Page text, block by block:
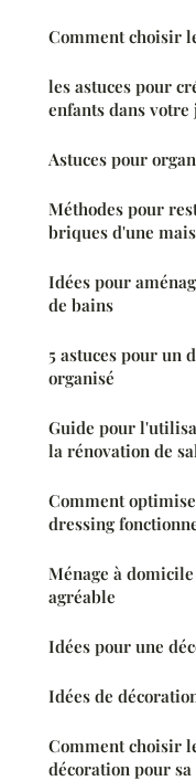
Comment choisir
les astuces pour
enfants dans
Astuces pour
Méthodes pour
briques d'une
Idées pour
de bains
5 astuces pour un
organisé
Guide pour
la rénovation de
Comment
dressing
Ménage à
agréable
Idées pour une
Idées de
Comment choisir
décoration pour sa